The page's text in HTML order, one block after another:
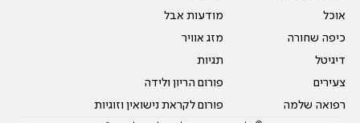
אוכל
כיפה שחורה
דיגיטל
צעירים
רפואה שלמה
מודעות אבל
מזג אוויר
תגיות
פורום הריון ולידה
פורום לקראת נישואין וזוגיות